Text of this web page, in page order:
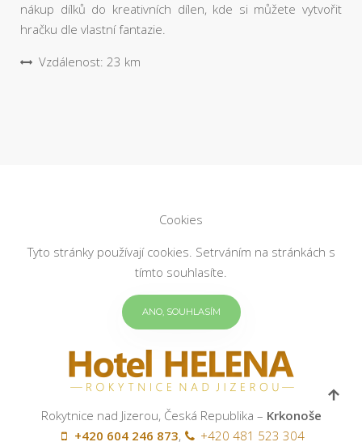
nákup dílků do kreativních dílen, kde si můžete vytvořit
hračku dle vlastní fantazie.
Vzdálenost: 23 km
Cookies
Tyto stránky používají cookies. Setrváním na stránkách s
tímto souhlasíte.
ANO, SOUHLASÍM
Rokytnice nad Jizerou, Česká Republika – Krkonoše
+420 604 246 873, +420 481 523 304